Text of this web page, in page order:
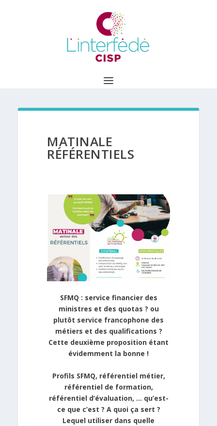
MATINALE
RÉFÉRENTIELS
SFMQ : service financier des
ministres et des quotas ? ou
plutôt service francophone des
métiers et des qualifications ?
Cette deuxième proposition étant
évidemment la bonne !
Profils SFMQ, référentiel métier,
référentiel de formation,
référentiel d’évaluation, … qu’est-
ce que c’est ? A quoi ça sert ?
Lequel utiliser dans quelle